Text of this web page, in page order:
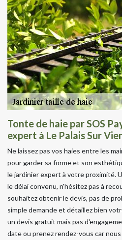
Tonte de haie par SOS
expert à Le Palais Sur
Ne laissez pas vos haies entre les
pour garder sa forme et son
le jardinier expert à votre proximité.
le délai convenu, n'hésitez pas à
souhaitez obtenir le devis, pas de
simple demande et détaillez bien
un devis gratuit mais pas
date ou prenez rendez-vous car